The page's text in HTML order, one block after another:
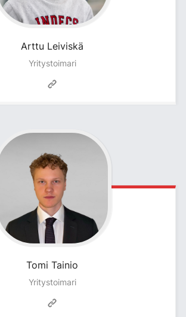
Arttu Leiviskä
Yritystoimari
Tomi Tainio
Yritystoimari